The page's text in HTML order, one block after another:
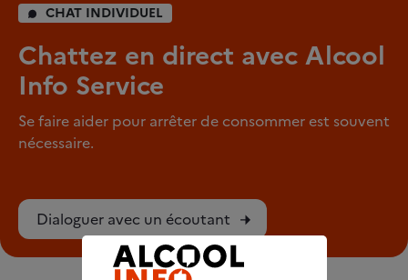
CHAT INDIVIDUEL
Chattez en direct avec Alcool
Info Service
Se faire aider pour arrêter de consommer est souvent
nécessaire.
Dialoguer avec un écoutant